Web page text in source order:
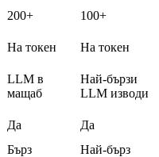
200+
100+
На токен На токен
LLM в
мащаб
Най-бързи
LLM изводи
Да
Да
Бърз
Най-бърз